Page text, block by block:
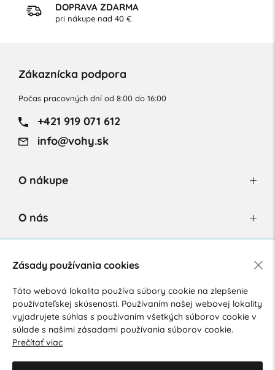
DOPRAVA ZDARMA
pri nákupe nad 40 €
Zákaznícka podpora
Počas pracovných dní od 8:00 do 16:00
+421 919 071 612
info@vohy.sk
O nákupe
O nás
Súhlasím so spracovaním osobných údajov pre marketingové
účely.Zásady ochrany osobných údajov.
Zásady používania cookies
Táto webová lokalita používa súbory cookie na zlepšenie
používateľskej skúsenosti. Používaním našej webovej lokality
vyjadrujete súhlas s používaním všetkých súborov cookie v
súlade s našimi zásadami používania súborov cookie.
Prečítať viac